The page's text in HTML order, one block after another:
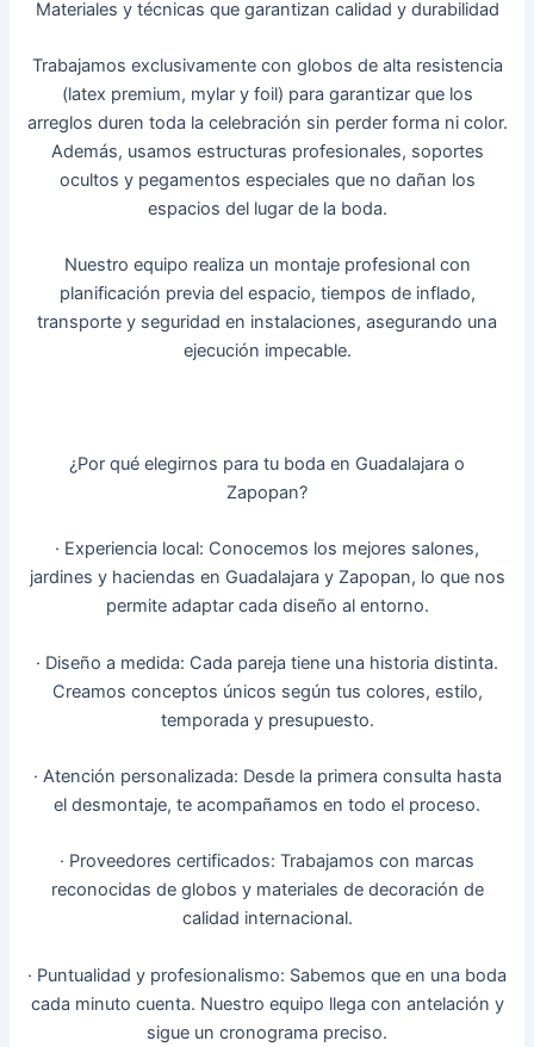
Materiales y técnicas que garantizan calidad y durabilidad
Trabajamos exclusivamente con globos de alta resistencia
(latex premium, mylar y foil) para garantizar que los
arreglos duren toda la celebración sin perder forma ni color.
Además, usamos estructuras profesionales, soportes
ocultos y pegamentos especiales que no dañan los
espacios del lugar de la boda.
Nuestro equipo realiza un montaje profesional con
planificación previa del espacio, tiempos de inflado,
transporte y seguridad en instalaciones, asegurando una
ejecución impecable.
¿Por qué elegirnos para tu boda en Guadalajara o
Zapopan?
· Experiencia local: Conocemos los mejores salones,
jardines y haciendas en Guadalajara y Zapopan, lo que nos
permite adaptar cada diseño al entorno.
· Diseño a medida: Cada pareja tiene una historia distinta.
Creamos conceptos únicos según tus colores, estilo,
temporada y presupuesto.
· Atención personalizada: Desde la primera consulta hasta
el desmontaje, te acompañamos en todo el proceso.
· Proveedores certificados: Trabajamos con marcas
reconocidas de globos y materiales de decoración de
calidad internacional.
· Puntualidad y profesionalismo: Sabemos que en una boda
cada minuto cuenta. Nuestro equipo llega con antelación y
sigue un cronograma preciso.